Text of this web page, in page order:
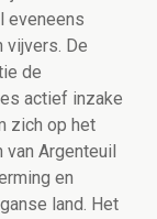
eveneens
vijvers. De
de
actief inzake
zich op het
Argenteuil
en
land. Het